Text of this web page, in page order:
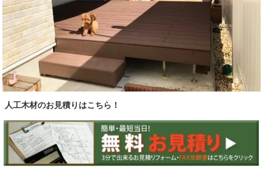
人工木材のお見積りはこちら！